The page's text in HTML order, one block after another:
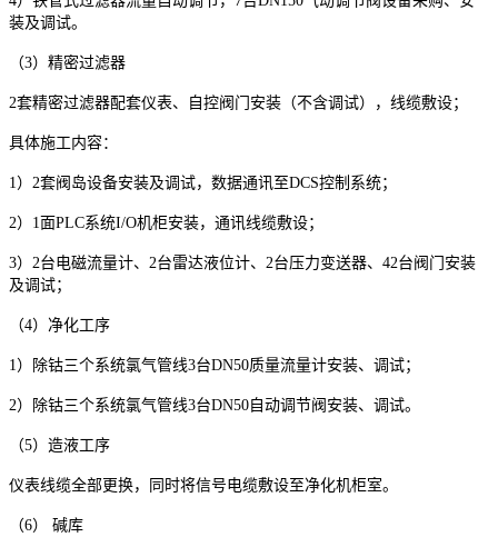
装及调试。
（3）精密过滤器
2套精密过滤器配套仪表、自控阀门安装（不含调试），线缆敷设；
具体施工内容：
1） 2套阀岛设备安装及调试，数据通讯至DCS控制系统；
2） 1面PLC系统I/O机柜安装，通讯线缆敷设；
3） 2台电磁流量计、 2台雷达液位计、 2台压力变送器、 42台阀门安装
及调试；
（4）净化工序
1）除钴三个系统氯气管线3台DN50质量流量计安装、调试；
2）除钴三个系统氯气管线3台DN50 自动调节阀安装、调试。
（5）造液工序
仪表线缆全部更换，同时将信号电缆敷设至净化机柜室。
（6） 碱库